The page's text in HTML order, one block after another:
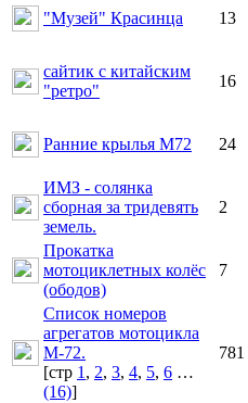
"Музей" Красинца 13
сайтик с китайским
"ретро"
16
Ранние крылья М72 24
ИМЗ - солянка
сборная за тридевять
земель.
2
Прокатка
мотоциклетных колёс
(ободов)
7
Список номеров
агрегатов мотоцикла
М-72.
[cтр 1, 2, 3, 4, 5, 6 …
(16)]
781